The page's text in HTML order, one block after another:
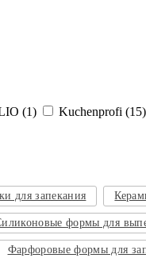
(1) Kuchenprofi (15)
для запекания
формы для
Фарфоровые формы для